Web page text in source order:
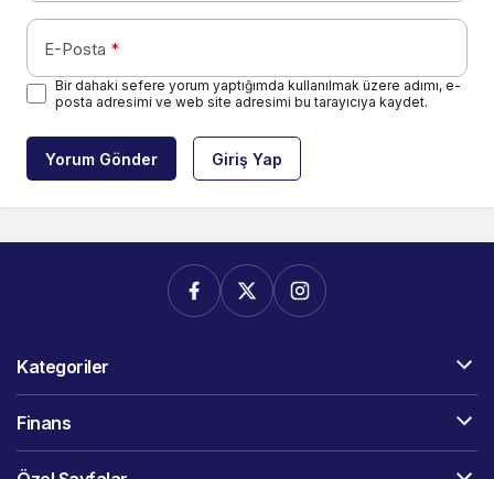
E-Posta *
Bir dahaki sefere yorum yaptığımda kullanılmak üzere adımı, e-
posta adresimi ve web site adresimi bu tarayıcıya kaydet.
Yorum Gönder Giriş Yap
Kategoriler
Finans